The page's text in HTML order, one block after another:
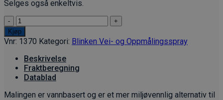
Selges også enkeltvis.
Blinken
Vei-
og
Oppmålingsspray
-
Gul
antall
Kjøp
Vnr: 1370 Kategori: Blinken Vei- og Oppmålingsspray
Beskrivelse
Fraktberegning
Datablad
Malingen er vannbasert og er et mer miljøvennlig alternativ til